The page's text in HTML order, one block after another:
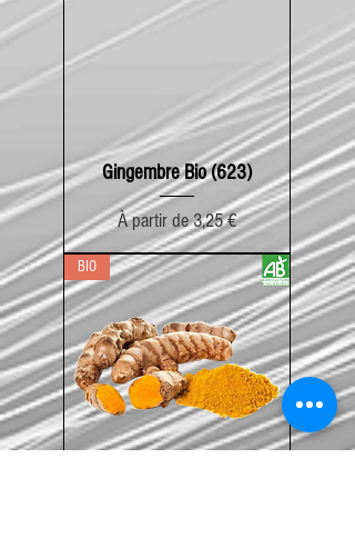
Gingembre Bio (623)
À partir de3,25 €
Prix promotionnel
BIO